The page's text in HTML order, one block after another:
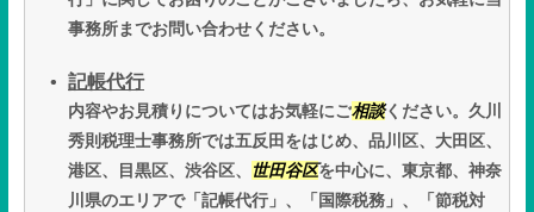
事務所までお問い合わせください。
記帳代行
内容やお見積りについてはお気軽にご相談ください。久川
秀則税理士事務所では五反田をはじめ、品川区、大田区、
港区、目黒区、渋谷区、
世田谷区を中心に、東京都、神奈
川県のエリアで「記帳代行」、「国際税務」、「節税対